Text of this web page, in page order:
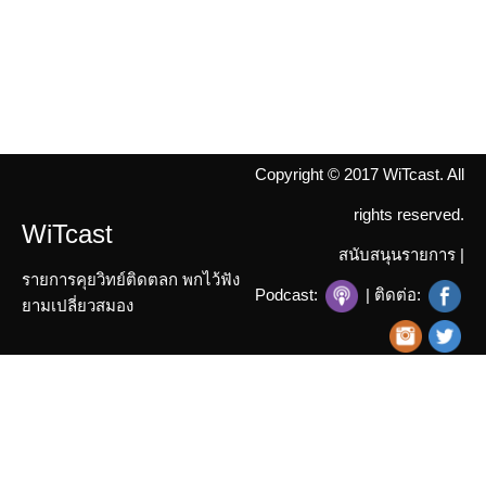
WiTcast
รายการคุยวิทย์ติดตลก พกไว้ฟัง
ยามเปลี่ยวสมอง
Copyright © 2017 WiTcast. All
rights reserved.
สนับสนุนรายการ |
Podcast: | ติดต่อ: